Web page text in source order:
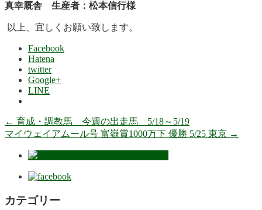
真幸厩舎 生産者：松本信行様
以上、宜しくお願い致します。
Facebook
Hatena
twitter
Google+
LINE
← 育成・調教馬 今週の出走馬 5/18～5/19
マイウェイアムール号 富嶽賞1000万下 優勝 5/25 東京 →
カテゴリー